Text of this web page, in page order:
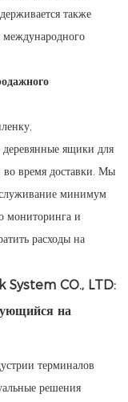
также
международного
ящики для
во время доставки. Мы
минимум
мониторинга и
расходы на
System CO., LTD:
на
терминалов
решения